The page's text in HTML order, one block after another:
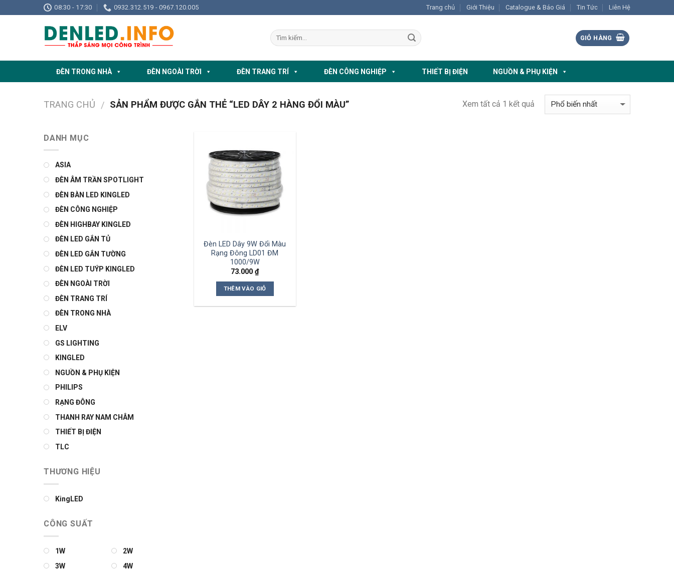
to
08:30 - 17:30 0932.312.519 - 0967.120.005 Trang chủ Giới Thiệu Catalogue & Báo Giá Tin Tức Liên Hệ
GIỎ HÀNG
ĐÈN TRONG NHÀ ĐÈN NGOÀI TRỜI ĐÈN TRANG TRÍ ĐÈN CÔNG NGHIỆP THIẾT BỊ ĐIỆN NGUỒN & PHỤ KIỆN
TRANG CHỦ / SẢN PHẨM ĐƯỢC GẮN THẺ “LED DÂY 2 HÀNG ĐỔI MÀU” Xem tất cả 1 kết quả
DANH MỤC
ASIA
ĐÈN ÂM TRẦN SPOTLIGHT
ĐÈN BÀN LED KINGLED
ĐÈN CÔNG NGHIỆP
ĐÈN HIGHBAY KINGLED
ĐÈN LED GẮN TỦ
ĐÈN LED GẮN TƯỜNG
ĐÈN LED TUÝP KINGLED
ĐÈN NGOÀI TRỜI
ĐÈN TRANG TRÍ
ĐÈN TRONG NHÀ
ELV
GS LIGHTING
KINGLED
NGUỒN & PHỤ KIỆN
PHILIPS
RẠNG ĐÔNG
THANH RAY NAM CHÂM
THIẾT BỊ ĐIỆN
TLC
THƯƠNG HIỆU
KingLED
CÔNG SUẤT
1W
2W
3W
4W
Đèn LED Dây 9W Đổi Màu
Rạng Đông LD01 ĐM
1000/9W
73.000₫
THÊM VÀO GIỎ